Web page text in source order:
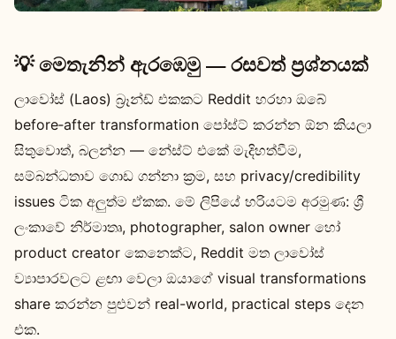
💡 මෙතැනින් ඇරඹෙමු — රසවත් ප්‍රශ්නයක්
ලාවෝස් (Laos) බ්‍රෑන්ඩ් එකකට Reddit හරහා ඔබේ
before‑after transformation පෝස්ට් කරන්න ඕන කියලා
සිතුවොත්, බලන්න — නේස්ට් එකේ මැදිහත්වීම,
සම්බන්ධතාව ගොඩ ගන්නා ක්‍රම, සහ privacy/credibility
issues ටික අලුත්ම ඒකක. මේ ලිපියේ හරියටම අරමුණ: ශ්‍රී
ලංකාවේ නිර්මාතෘ, photographer, salon owner හෝ
product creator කෙනෙක්ට, Reddit මත ලාවෝස්
ව්‍යාපාරවලට ළඟා වෙලා ඔයාගේ visual transformations
share කරන්න පුළුවන් real-world, practical steps දෙන
එක.